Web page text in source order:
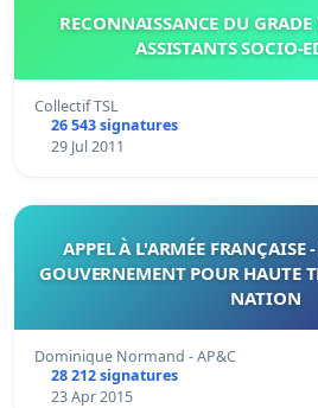
RECONNAISSANCE DU GRADE
ASSISTANTS SOCIO-
Collectif TSL
26 543 signatures
29 Jul 2011
APPEL À L'ARMÉE
GOUVERNEMENT POUR HAUTE
NATION
Dominique Normand - AP&C
28 212 signatures
23 Apr 2015